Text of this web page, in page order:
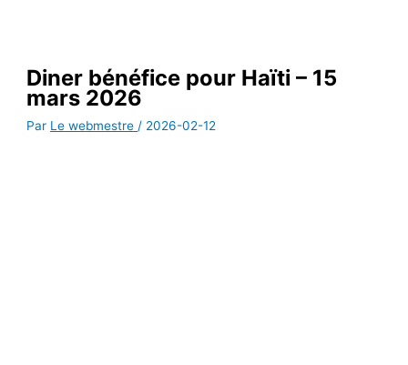
Diner bénéfice pour Haïti – 15
mars 2026
Par Le webmestre / 2026-02-12